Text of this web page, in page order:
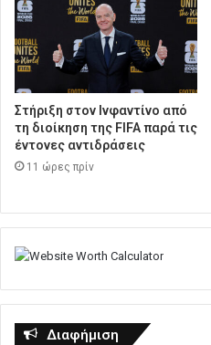
Στήριξη στον Ινφαντίνο από
τη διοίκηση της FIFA παρά τις
έντονες αντιδράσεις
11 ώρες πρίν
Διαφήμιση